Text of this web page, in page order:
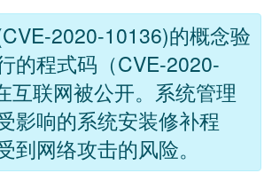
2020-10136)的概念验
的程式码（CVE-2020-
互联网被公开。系统管理
影响的系统安装修补程
到网络攻击的风险。